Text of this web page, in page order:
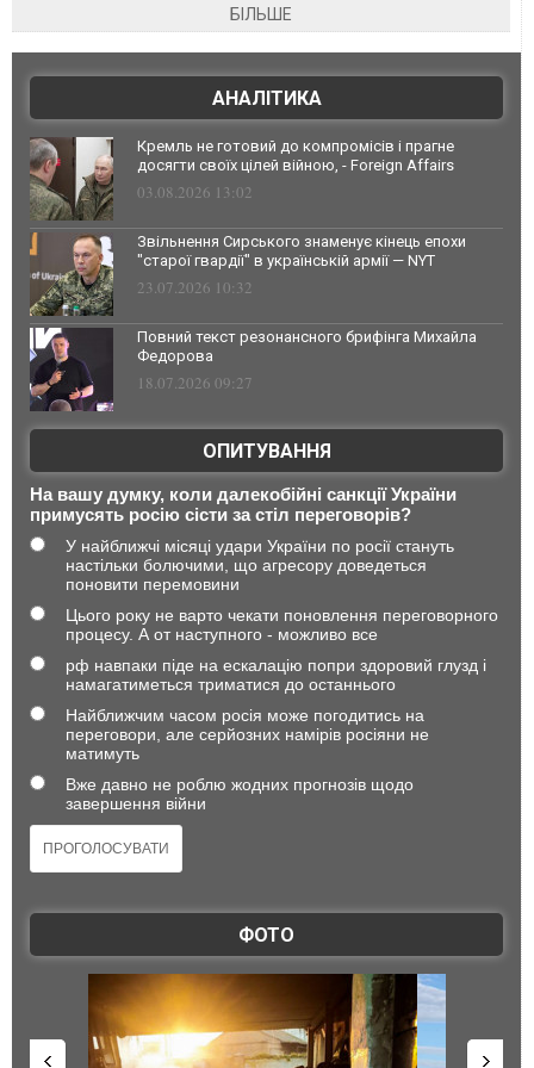
БІЛЬШЕ
АНАЛІТИКА
Кремль не готовий до компромісів і прагне
досягти своїх цілей війною, - Foreign Affairs
03.08.2026 13:02
Звільнення Сирського знаменує кінець епохи
"старої гвардії" в українській армії — NYT
23.07.2026 10:32
Повний текст резонансного брифінга Михайла
Федорова
18.07.2026 09:27
ОПИТУВАННЯ
На вашу думку, коли далекобійні санкції України
примусять росію сісти за стіл переговорів?
У найближчі місяці удари України по росії стануть
настільки болючими, що агресору доведеться
поновити перемовини
Цього року не варто чекати поновлення переговорного
процесу. А от наступного - можливо все
рф навпаки піде на ескалацію попри здоровий глузд і
намагатиметься триматися до останнього
Найближчим часом росія може погодитись на
переговори, але серйозних намірів росіяни не
матимуть
Вже давно не роблю жодних прогнозів щодо
завершення війни
ФОТО